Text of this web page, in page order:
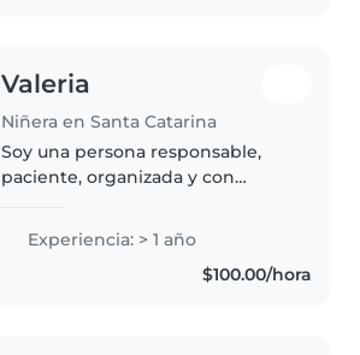
Valeria
Niñera en Santa Catarina
Soy una persona responsable,
paciente, organizada y con
retos y disfruto convivir con
niños gracias a mi creatividad,
Experiencia: > 1 año
$100.00/hora